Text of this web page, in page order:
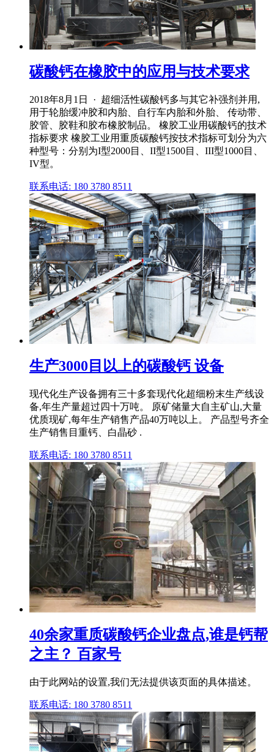
碳酸钙在橡胶中的应用与技术要求
2018年8月1日 · 超细活性碳酸钙多与其它补强剂并用,
用于轮胎缓冲胶和内胎、自行车内胎和外胎、 传动带、
胶管、胶鞋和胶布橡胶制品。 橡胶工业用碳酸钙的技术
指标要求 橡胶工业用重质碳酸钙按技术指标可划分为六
种型号：分别为I型2000目、II型1500目、III型1000目、
IV型。
联系电话: 180 3780 8511
生产3000目以上的碳酸钙 设备
现代化生产设备拥有三十多套现代化超细粉末生产线设
备,年生产量超过四十万吨。 原矿储量大自主矿山,大量
优质现矿,每年生产销售产品40万吨以上。 产品型号齐全
生产销售目重钙、白晶砂 .
联系电话: 180 3780 8511
40余家重质碳酸钙企业盘点,谁是钙帮
之主？ 百家号
由于此网站的设置,我们无法提供该页面的具体描述。
联系电话: 180 3780 8511